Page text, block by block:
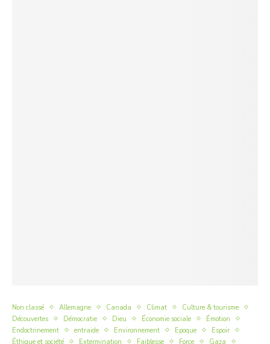
Non classé Allemagne Canada Climat
Culture & tourisme
Découvertes
Démocratie Dieu Économie sociale
Émotion
Endoctrinement
entraide Environnement Epoque
Espoir
Éthique et société
Extermination Faiblesse Force Gaza